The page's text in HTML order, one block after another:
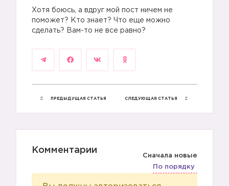
Хотя боюсь, а вдруг мой пост ничем не
поможет? Кто знает? Что еще можно
сделать? Вам-то не все равно?
ПРЕДЫДУЩАЯ СТАТЬЯ СЛЕДУЮЩАЯ СТАТЬЯ
Комментарии
Сначала новые
По порядку